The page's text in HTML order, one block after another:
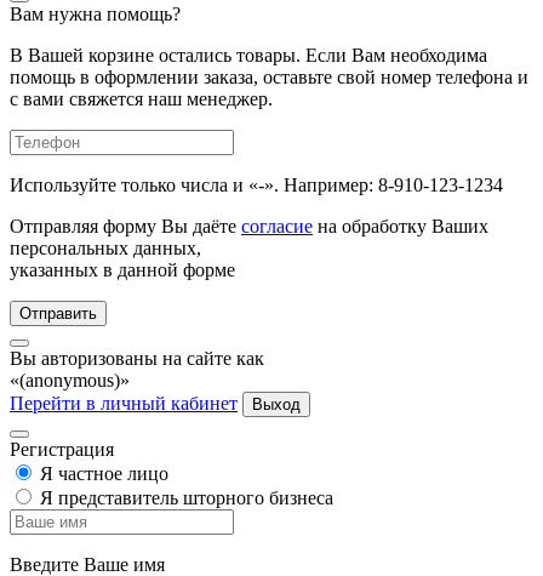
Вам нужна помощь?
В Вашей корзине остались товары. Если Вам необходима
помощь в оформлении заказа, оставьте свой номер телефона и
с вами свяжется наш менеджер.
Используйте только числа и «-». Например: 8-910-123-1234
Отправляя форму Вы даёте согласие на обработку Ваших
персональных данных,
указанных в данной форме
Отправить
Вы авторизованы на сайте как
«(anonymous)»
Перейти в личный кабинет
Выход
Регистрация
Я частное лицо
Я представитель шторного бизнеса
Введите Ваше имя